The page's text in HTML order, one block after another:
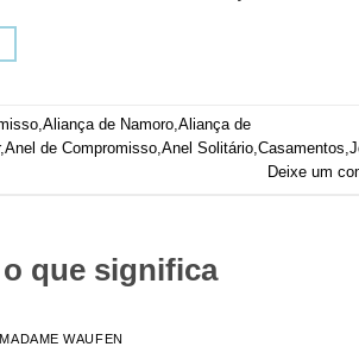
,Aliança de Namoro,Aliança de
,Anel de Compromisso,Anel Solitário,Casamentos,
Deixe um
que significa
MADAME WAUFEN